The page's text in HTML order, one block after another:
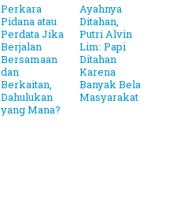
Perkara
Pidana atau
Perdata Jika
Berjalan
Bersamaan
dan
Berkaitan,
Dahulukan
yang Mana?
Ayahnya
Ditahan,
Putri Alvin
Lim: Papi
Ditahan
Karena
Banyak Bela
Masyarakat